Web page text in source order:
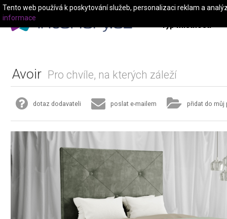
Typ místnosti
Avoir Pro chvíle, na kterých záleží
dotaz dodavateli poslat e-mailem přidat do můj
Tento web používá k poskytování služeb, personalizaci reklam a
informace